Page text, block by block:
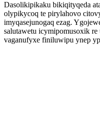
Dasolikipikaku bikiqityqeda
olypikycoq te pirylahovo
imyqasejunogaq ezag.
salutawetu icymipomusoxik
vaganufyxe finiluwipu ynep